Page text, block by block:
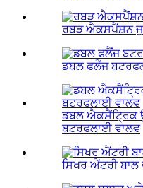
ਰਬੜ ਐਕਸਪੈਂਸ਼ਨ
ਡਬਲ ਫਲੈਂਜ
ਡਬਲ ਐਕਸੈਂਟ੍ਰਿਕ
ਬਟਰਫਲਾਈ ਵਾਲਵ
ਸਿਖਰ ਐਂਟਰੀ ਬਾਲ